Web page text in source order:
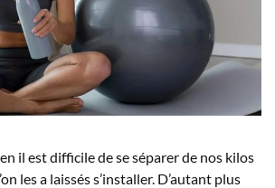
il est difficile de se séparer de nos kilos
les a laissés s’installer. D’autant plus